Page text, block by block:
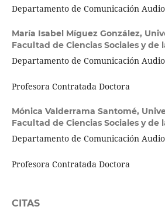
Departamento de Comunicación
María Isabel Míguez González,
Facultad de Ciencias Sociales y de
Departamento de Comunicación
Profesora Contratada Doctora
Mónica Valderrama Santomé,
Facultad de Ciencias Sociales y de
Departamento de Comunicación
Profesora Contratada Doctora
CITAS